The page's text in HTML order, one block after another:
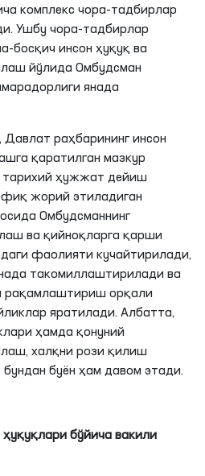
комплекс чора-тадбирлар
Ушбу чора-тадбирлар
босқич инсон ҳуқуқ ва
йўлида Омбудсман
янада
Давлат раҳбарининг инсон
қаратилган мазкур
тарихий ҳужжат дейиш
жорий этиладиган
Омбудсманнинг
ва қийноқларга қарши
фаолияти кучайтирилади,
такомиллаштирилади ва
рақамлаштириш орқали
яратилади. Албатта,
ҳамда қонуний
халқни рози қилиш
буён ҳам давом этади.
бўйича вакили